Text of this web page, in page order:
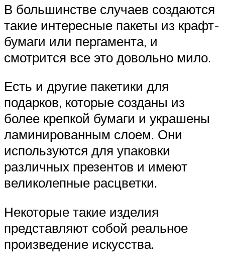
В большинстве случаев создаются
такие интересные пакеты из крафт-
бумаги или пергамента, и
смотрится все это довольно мило.
Есть и другие пакетики для
подарков, которые созданы из
более крепкой бумаги и украшены
ламинированным слоем. Они
используются для упаковки
различных презентов и имеют
великолепные расцветки.
Некоторые такие изделия
представляют собой реальное
произведение искусства.